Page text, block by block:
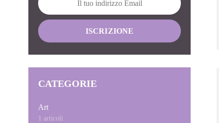
CATEGORIE
Art
1 articoli